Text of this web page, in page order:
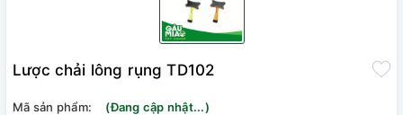
Lược chải lông rụng TD102
Mã sản phẩm:
(Đang cập nhật...)